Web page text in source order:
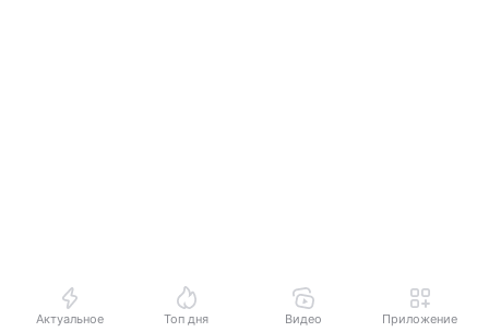
Актуальное Топ дня Видео Приложение